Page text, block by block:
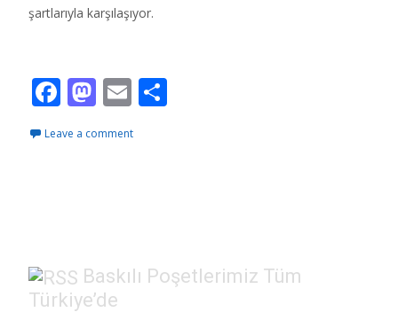
şartlarıyla karşılaşıyor.
F
e
k
M
to
E
ai
Leave a comment
Baskılı Poşetlerimiz Tüm
Türkiye’de